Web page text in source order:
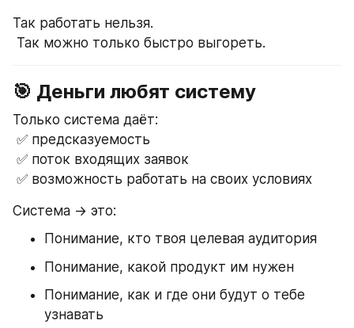
Так работать нельзя.
Так можно только быстро выгореть.
🎯 Деньги любят систему
Только система даёт:
✅ предсказуемость
✅ поток входящих заявок
✅ возможность работать на своих условиях
Система → это:
Понимание, кто твоя целевая аудитория
Понимание, какой продукт им нужен
Понимание, как и где они будут о тебе
узнавать